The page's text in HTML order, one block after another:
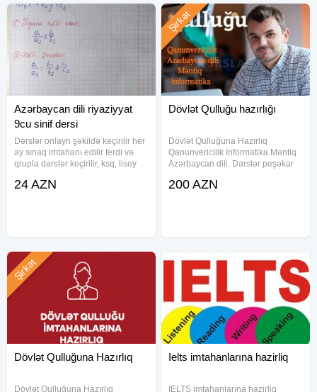
Azərbaycan dili riyaziyyat
9cu sinif dersi
Dərslər onlayn şəkildə keçirilir her
ay sınaq imtahanı edilir ferdi və
qrupla dərslər keçirilir, ksq, lisey
mövcuddur indi qoşul
24 AZN
Dövlət Qulluğu hazırlığı
Dövlət Qulluğuna Hazırlıq
Qanunvericilik İnformatika Məntiq
Azərbaycan dili. Dərslər peşəkar
edilir. Yüksək nəticə hədəfləyən
Şirkət
200 AZN
Dövlət Qulluğuna Hazırlıq
Dövlət Qulluğuna Hazırlıq
Şirkət
Ielts imtahanlarına hazirliq
IELTS imtahanlarına hazirliq